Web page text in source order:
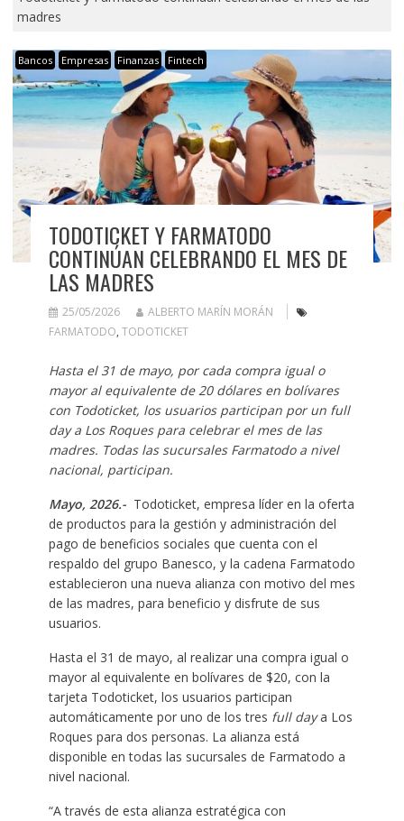
madres
Bancos Empresas Finanzas Fintech
TODOTICKET Y FARMATODO
CONTINÚAN CELEBRANDO EL MES DE
LAS MADRES
25/05/2026
ALBERTO MARÍN MORÁN
FARMATODO, TODOTICKET
Hasta el 31 de mayo, por cada compra igual o
mayor al equivalente de 20 dólares en bolívares
con Todoticket, los usuarios participan por un full
day a Los Roques para celebrar el mes de las
madres. Todas las sucursales Farmatodo a nivel
nacional, participan.
Mayo, 2026.- Todoticket, empresa líder en la oferta
de productos para la gestión y administración del
pago de beneficios sociales que cuenta con el
respaldo del grupo Banesco, y la cadena Farmatodo
establecieron una nueva alianza con motivo del mes
de las madres, para beneficio y disfrute de sus
usuarios.
Hasta el 31 de mayo, al realizar una compra igual o
mayor al equivalente en bolívares de $20, con la
tarjeta Todoticket, los usuarios participan
automáticamente por uno de los tres full daya Los
Roques para dos personas. La alianza está
disponible en todas las sucursales de Farmatodo a
nivel nacional.
“A través de esta alianza estratégica con